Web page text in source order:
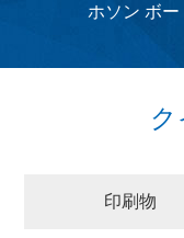
ホソン ボー
ク
印刷物